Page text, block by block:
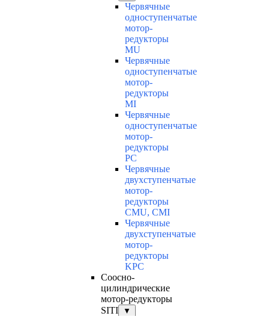
Червячные
одноступенчатые
мотор-
редукторы
MU
Червячные
одноступенчатые
мотор-
редукторы
MI
Червячные
одноступенчатые
мотор-
редукторы
PC
Червячные
двухступенчатые
мотор-
редукторы
CMU, CMI
Червячные
двухступенчатые
мотор-
редукторы
KPC
Соосно-
цилиндрические
мотор-редукторы
SITI
▼